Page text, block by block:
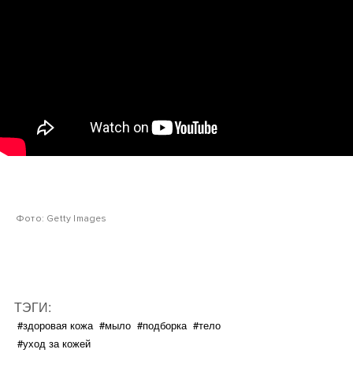
Фото: Getty Images
ТЭГИ:
#здоровая кожа #мыло #подборка #тело
#уход за кожей